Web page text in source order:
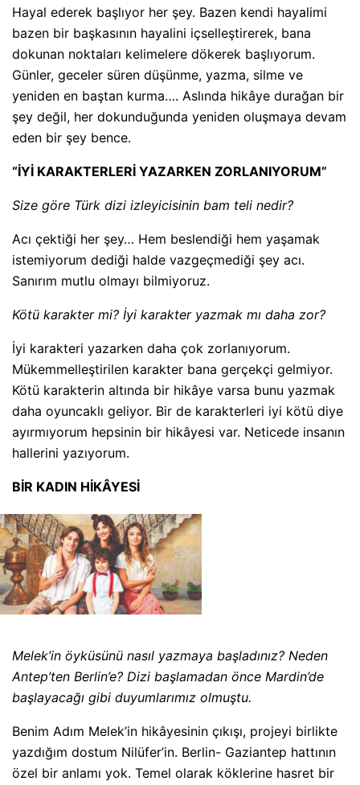
Hayal ederek başlıyor her şey. Bazen kendi hayalimi
bazen bir başkasının hayalini içselleştirerek, bana
dokunan noktaları kelimelere dökerek başlıyorum.
Günler, geceler süren düşünme, yazma, silme ve
yeniden en baştan kurma…. Aslında hikâye durağan bir
şey değil, her dokunduğunda yeniden oluşmaya devam
eden bir şey bence.
“İYİ KARAKTERLERİ YAZARKEN ZORLANIYORUM”
Size göre Türk dizi izleyicisinin bam teli nedir?
Acı çektiği her şey… Hem beslendiği hem yaşamak
istemiyorum dediği halde vazgeçmediği şey acı.
Sanırım mutlu olmayı bilmiyoruz.
Kötü karakter mi? İyi karakter yazmak mı daha zor?
İyi karakteri yazarken daha çok zorlanıyorum.
Mükemmelleştirilen karakter bana gerçekçi gelmiyor.
Kötü karakterin altında bir hikâye varsa bunu yazmak
daha oyuncaklı geliyor. Bir de karakterleri iyi kötü diye
ayırmıyorum hepsinin bir hikâyesi var. Neticede insanın
hallerini yazıyorum.
BİR KADIN HİKÂYESİ
Melek’in öyküsünü nasıl yazmaya başladınız? Neden
Antep’ten Berlin’e? Dizi başlamadan önce Mardin’de
başlayacağı gibi duyumlarımız olmuştu.
Benim Adım Melek’in hikâyesinin çıkışı, projeyi birlikte
yazdığım dostum Nilüfer’in. Berlin- Gaziantep hattının
özel bir anlamı yok. Temel olarak köklerine hasret bir